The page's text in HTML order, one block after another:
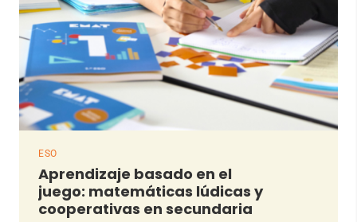
ESO
Aprendizaje basado en el
juego: matemáticas lúdicas y
cooperativas en secundaria